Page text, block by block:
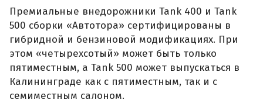
Премиальные внедорожники Tank 400 и Tank
500 сборки «Автотора» сертифицированы в
гибридной и бензиновой модификациях. При
этом «четырехсотый» может быть только
пятиместным, а Tank 500 может выпускаться в
Калининграде как с пятиместным, так и с
семиместным салоном.